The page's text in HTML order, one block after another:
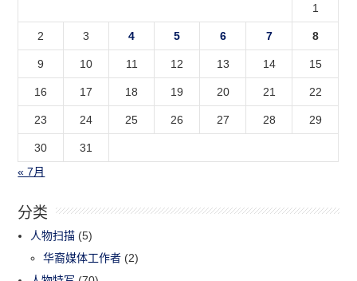
1
2 3 4 5 6 7 8
9 10 11 12 13 14 15
16 17 18 19 20 21 22
23 24 25 26 27 28 29
30
31
« 7月
分类
人物扫描 (5)
华裔媒体工作者 (2)